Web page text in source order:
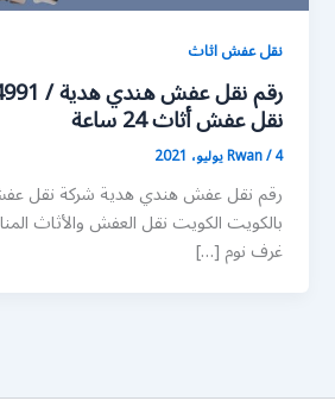
نقل عفش اثاث
نقل عفش أثاث 24 ساعة
Rwan/4 يوليو، 2021
رقم نقل عفش هندي هدية شركة نقل
بالكويت الكويت نقل العفش والأثاث
غرف نوم […]